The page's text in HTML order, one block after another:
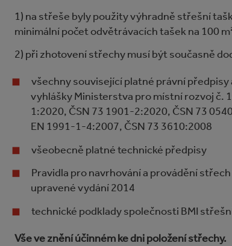
1) na střeše byly použity výhradně střešní
minimální počet odvětrávacích tašek na 100
2) při zhotovení střechy musí být současně
všechny související platné právní předpisy
vyhlášky Ministerstva pro místní rozvoj č.
1:2020, ČSN 73 1901-2:2020, ČSN 73
EN 1991-1-4:2007, ČSN 73 3610:2008
všeobecně platné technické předpisy
Pravidla pro navrhování a provádění
upravené vydání 2014
technické podklady společnosti BMI
Vše ve znění účinném ke dni položení střechy.